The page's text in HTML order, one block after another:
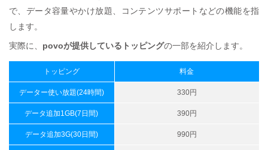
で、データ容量やかけ放題、コンテンツサポートなどの機能を指
します。
実際に、 povoが提供しているトッピングの一部を紹介します。
トッピング 料金
データー使い放題(24時間) 330円
データ追加1GB(7日間) 390円
データ追加3G(30日間) 990円